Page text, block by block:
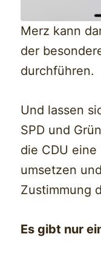
Merz kann
der
durchführen.
Und lassen
SPD und
die CDU
umsetzen
Zustimmung
Es gibt nur